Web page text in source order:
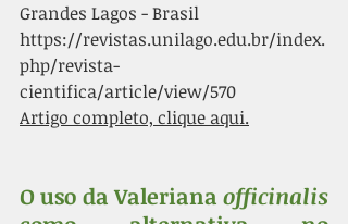
Grandes Lagos - Brasil
https://revistas.unilago.edu.br/index.
php/revista-
cientifica/article/view/570
Artigo completo, clique aqui.
O uso da Valeriana officinalis